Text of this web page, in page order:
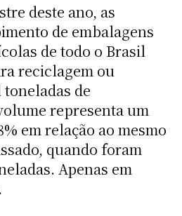
deste ano, as
de embalagens
de todo o Brasil
reciclagem ou
de
representa um
em relação ao mesmo
quando foram
Apenas em